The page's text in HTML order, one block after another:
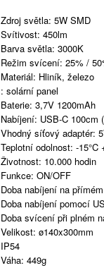
Zdroj světla: 5W SMD
Svítivost: 450lm
Barva světla: 3000K
Režim svícení: 25% /
Materiál: Hliník, železo
: solární panel
Baterie: 3,7V 1200mAh
Nabíjení: USB-C 100cm
Vhodný síťový adaptér:
Teplotní odolnost: -15°C
Životnost: 10.000 hodin
Funkce: ON/OFF
Doba nabíjení na
Doba nabíjení pomocí
Doba svícení při plném
Velikost: ø140x300mm
IP54
Váha: 449g